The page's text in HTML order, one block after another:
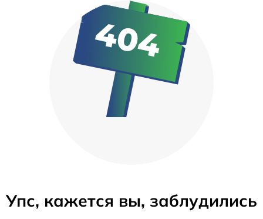
Упс, кажется вы, заблудились